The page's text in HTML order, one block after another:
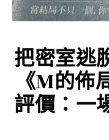
把密室逃
《M的佈
評價：一